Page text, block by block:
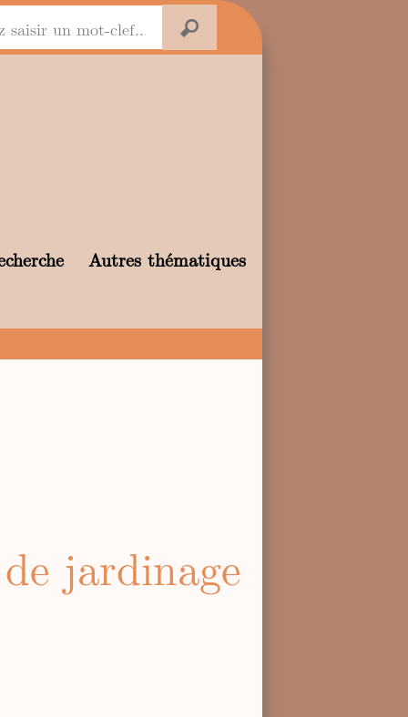
Autres thématiques
jardinage